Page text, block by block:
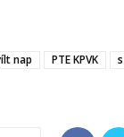
nap PTE KPVK